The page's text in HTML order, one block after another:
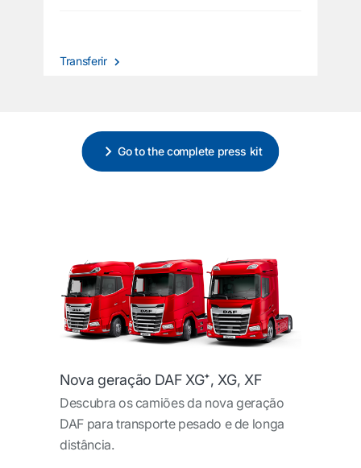
Transferir
Go to the complete press kit
Nova geração DAF XG⁺, XG, XF
Descubra os camiões da nova geração
DAF para transporte pesado e de longa
distância.